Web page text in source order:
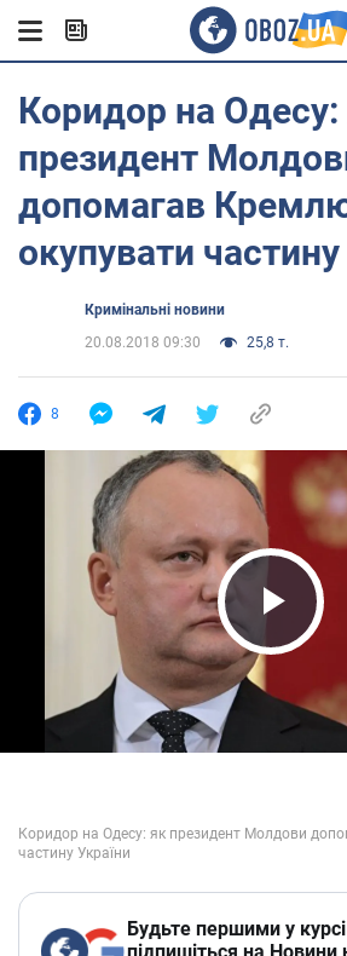
Коридор на Одесу:
президент
допомагав
окупувати частину
Кримінальні новини
20.08.2018 09:30
25,8 т.
8
Play
Будьте першими у
підпишіться на Новини